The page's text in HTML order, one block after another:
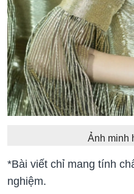
Ảnh minh
*Bài viết chỉ mang tính
nghiệm.